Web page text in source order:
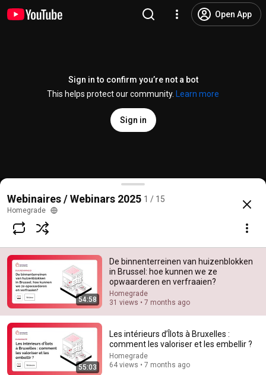
Open App
Sign in to confirm you’re not a bot
This helps protect our community.
Learn more
Sign in
De binnenterreinen van huizenblokken in Brussel:
@homegrade.brussels
Subscribe
Comments
Comment...
Webinaires / Webinars 2025 1 / 15
Homegrade
54:58
De binnenterreinen van huizenblokken
in Brussel: hoe kunnen we ze
opwaarderen en verfraaien?
Homegrade
31 views • 7 months ago
55:03
Les intérieurs d’Îlots à Bruxelles :
comment les valoriser et les embellir ?
Homegrade
64 views • 7 months ago